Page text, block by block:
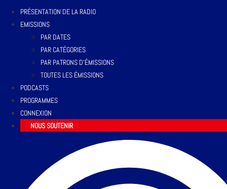
PRÉSENTATION DE LA RADIO
EMISSIONS
PAR DATES
PAR CATÉGORIES
PAR PATRONS D’ÉMISSIONS
TOUTES LES ÉMISSIONS
PODCASTS
PROGRAMMES
CONNEXION
NOUS SOUTENIR